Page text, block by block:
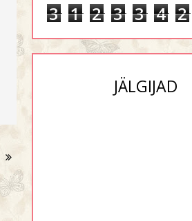
3 1 2 3 3 4 2
JÄLGIJAD